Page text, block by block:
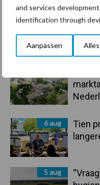
and services
identification through
Aanpassen
7 aug
De
6 aug
Tien
5 aug